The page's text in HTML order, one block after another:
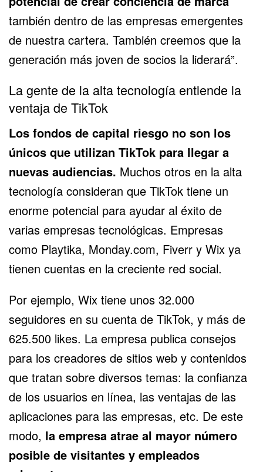
también dentro de las empresas emergentes
de nuestra cartera. También creemos que la
generación más joven de socios la liderará”.
La gente de la alta tecnología entiende la
ventaja de TikTok
Los fondos de capital riesgo no son los
únicos que utilizan TikTok para llegar a
nuevas audiencias. Muchos otros en la alta
tecnología consideran que TikTok tiene un
enorme potencial para ayudar al éxito de
varias empresas tecnológicas. Empresas
como Playtika, Monday.com, Fiverr y Wix ya
tienen cuentas en la creciente red social.
Por ejemplo, Wix tiene unos 32.000
seguidores en su cuenta de TikTok, y más de
625.500 likes. La empresa publica consejos
para los creadores de sitios web y contenidos
que tratan sobre diversos temas: la confianza
de los usuarios en línea, las ventajas de las
aplicaciones para las empresas, etc. De este
modo, la empresa atrae al mayor número
posible de visitantes y empleados